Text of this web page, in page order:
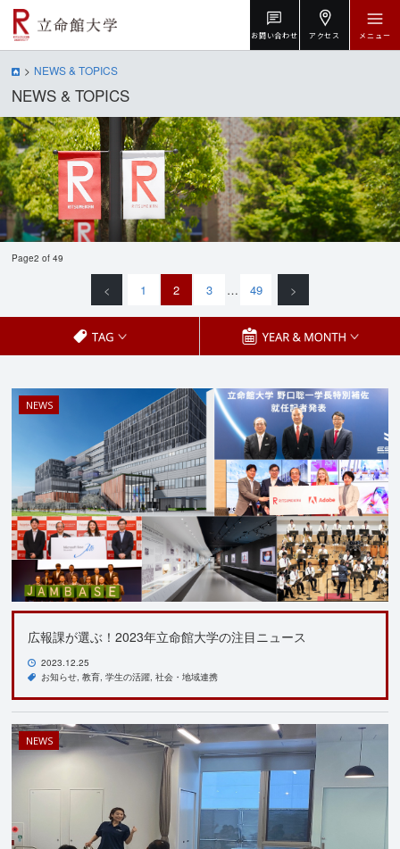
お問い合わせ アクセス メニュー
NEWS & TOPICS
NEWS & TOPICS
Page2 of 49
< 1 2 3 … 49 >
NEWS
広報課が選ぶ！2023年立命館大学の注目ニュース
2023.12.25
お知らせ 教育 学生の活躍 社会・地域連携
NEWS